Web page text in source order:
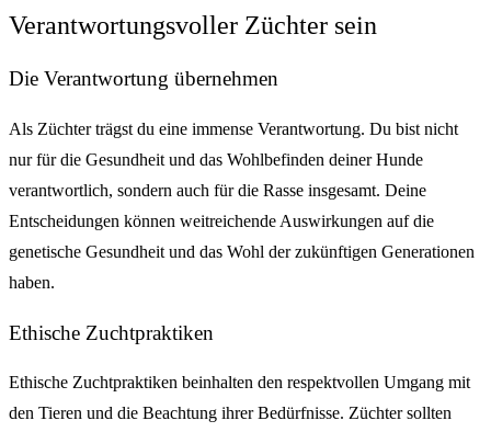
Verantwortungsvoller Züchter sein
Die Verantwortung übernehmen
Als Züchter trägst du eine immense Verantwortung. Du bist nicht
nur für die Gesundheit und das Wohlbefinden deiner Hunde
verantwortlich, sondern auch für die Rasse insgesamt. Deine
Entscheidungen können weitreichende Auswirkungen auf die
genetische Gesundheit und das Wohl der zukünftigen Generationen
haben.
Ethische Zuchtpraktiken
Ethische Zuchtpraktiken beinhalten den respektvollen Umgang mit
den Tieren und die Beachtung ihrer Bedürfnisse. Züchter sollten